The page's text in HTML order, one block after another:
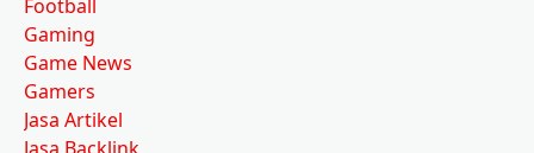
Football
Gaming
Game News
Gamers
Jasa Artikel